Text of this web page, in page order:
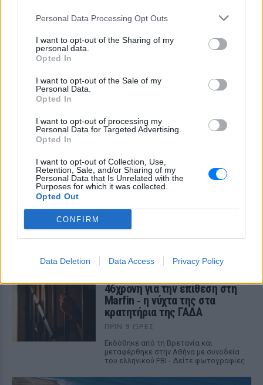
Personal Data Processing Opt Outs
I want to opt-out of the Sharing of my
personal data.
Opted In
I want to opt-out of the Sale of my
Personal Data.
Opted In
I want to opt-out of processing my
Personal Data for Targeted Advertising.
Opted In
I want to opt-out of Collection, Use,
Retention, Sale, and/or Sharing of my
Personal Data that Is Unrelated with the
Purposes for which it was collected.
Opted Out
CONFIRM
Data Deletion Data Access Privacy Policy
ΔΕΙΤΕ ΕΠΙΣΗΣ
ΣΤΗΝ ΙΔΙΑ ΚΑΤΗΓΟΡΙΑ
Γονικές παροχές: Οι παγίδες
στις μεταφορές χρημάτων που
ΠΡΙΝ 9 ΏΡΕΣ
Ποια λάθη μπορεί να οδηγήσουν στην
φόρο 10% από το πρώτο ευρώ
Μακελειό σε σχολείο της
πυρ
Οι αρχές ανακοινώνουν τουλάχιστον
46χρονη για την επίθεση στη
Marfin ‑ η νύχτα της στα
κρατητήρια της ΓΑΔΑ
ΠΡΙΝ 9 ΏΡΕΣ
Εκδόθηκε από τη Βρετανία και
μεταφέρθηκε στην Αθήνα με συνοδεία
του ελληνικού FBI - Δείτε φωτογραφίες